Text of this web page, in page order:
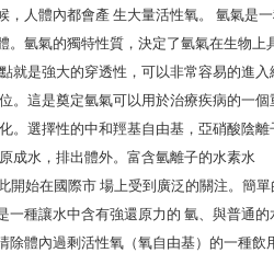
，人體內都會產 生大量活性氧。 氫氣是
。氫氣的獨特性質，決定了氫氣在生物上
就是強大的穿透性，可以非常容易的進入
。這是奠定氫氣可以用於治療疾病的一個
。選擇性的中和羥基自由基，亞硝酸陰離
成水，排出體外。富含氫離子的水素水
開始在國際市 場上受到廣泛的關注。簡
一種讓水中含有強還原力的 氫、與普通的
除體內過剩活性氧（氧自由基）的一種飲